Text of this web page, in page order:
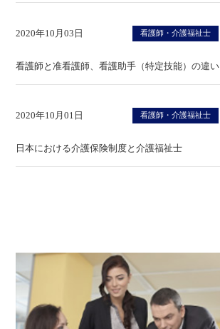
2020年10月03日 看護師・介護福祉士
看護師と准看護師、看護助手（特定技能）の違い
2020年10月01日 看護師・介護福祉士
日本における介護保険制度と介護福祉士